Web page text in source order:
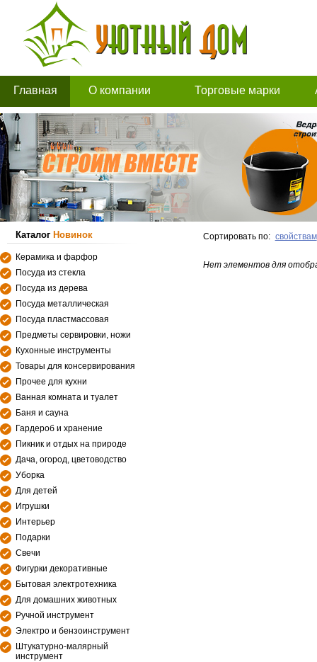
Главная О компании Торговые марки
Каталог Новинок
Керамика и фарфор
Посуда из стекла
Посуда из дерева
Посуда металлическая
Посуда пластмассовая
Предметы сервировки, ножи
Кухонные инструменты
Товары для консервирования
Прочее для кухни
Ванная комната и туалет
Баня и сауна
Гардероб и хранение
Пикник и отдых на природе
Дача, огород, цветоводство
Уборка
Для детей
Игрушки
Интерьер
Подарки
Свечи
Фигурки декоративные
Бытовая электротехника
Для домашних животных
Ручной инструмент
Электро и бензоинструмент
Штукатурно-малярный
инструмент
Сортировать по: свойствам
Нет элементов для